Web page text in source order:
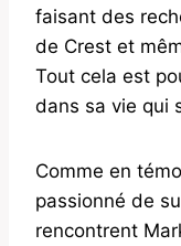
faisant des
de Crest et
Tout cela est
dans sa vie qui
Comme en
passionné de
rencontrent